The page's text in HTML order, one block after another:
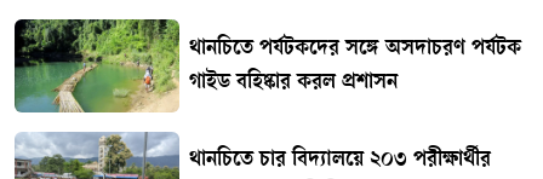
থানচিতে পর্যটকদের সঙ্গে অসদাচরণ পর্যটক
গাইড বহিষ্কার করল প্রশাসন
থানচিতে চার বিদ্যালয়ে ২০৩ পরীক্ষার্থীর